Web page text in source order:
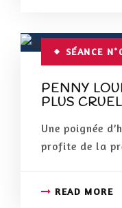
SÉANCE
PENNY
PLUS CRUEL
Une poignée
profite de la
READ MORE